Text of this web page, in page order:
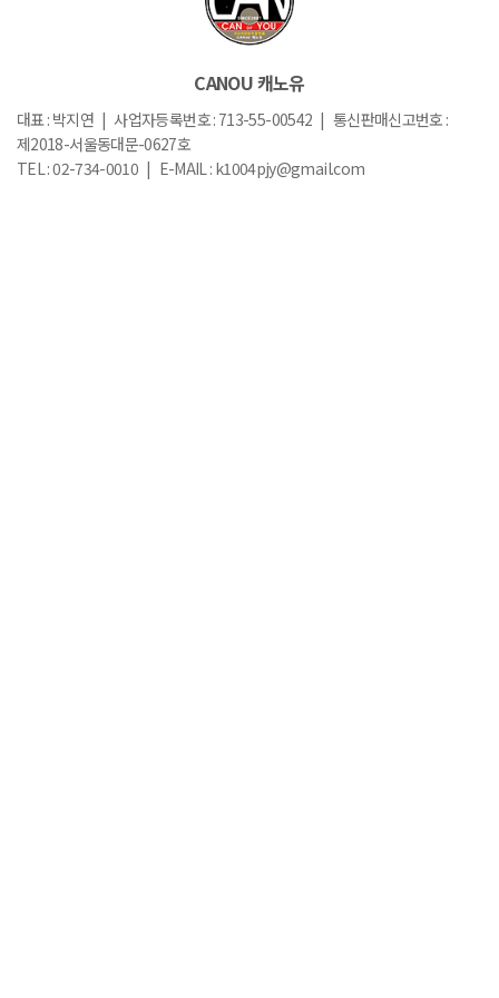
CANOU 캐노유
대표 : 박지연 | 사업자등록번호 : 713-55-00542 | 통신판매신고번호 :
제2018-서울동대문-0627호
TEL : 02-734-0010 | E-MAIL : k1004pjy@gmail.com